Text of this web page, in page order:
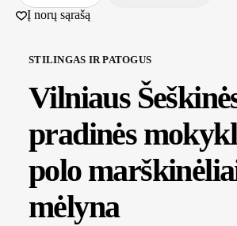
Į norų sąrašą
STILINGAS IR PATOGUS
Vilniaus
pradinės
polo
mėlyna